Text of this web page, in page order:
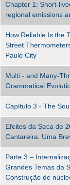
Chapter 1: Short-
regional emissions
How Reliable Is the
Street
Paulo City
Multi - and Many-
Grammatical
Capítulo 3 - The
Efeitos da Seca de
Cantareira: Uma
Parte 3 –
Grandes Temas da
Construção de